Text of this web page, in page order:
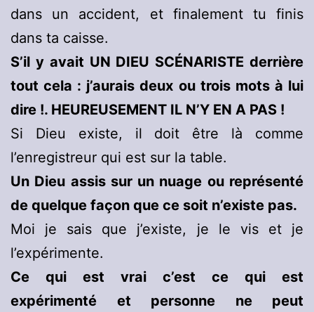
dans un accident, et finalement tu finis
dans ta caisse.
S’il y avait UN DIEU SCÉNARISTE derrière
tout cela : j’aurais deux ou trois mots à lui
dire !. HEUREUSEMENT IL N’Y EN A PAS !
Si Dieu existe, il doit être là comme
l’enregistreur qui est sur la table.
Un Dieu assis sur un nuage ou représenté
de quelque façon que ce soit n’existe pas.
Moi je sais que j’existe, je le vis et je
l’expérimente.
Ce qui est vrai c’est ce qui est
expérimenté et personne ne peut